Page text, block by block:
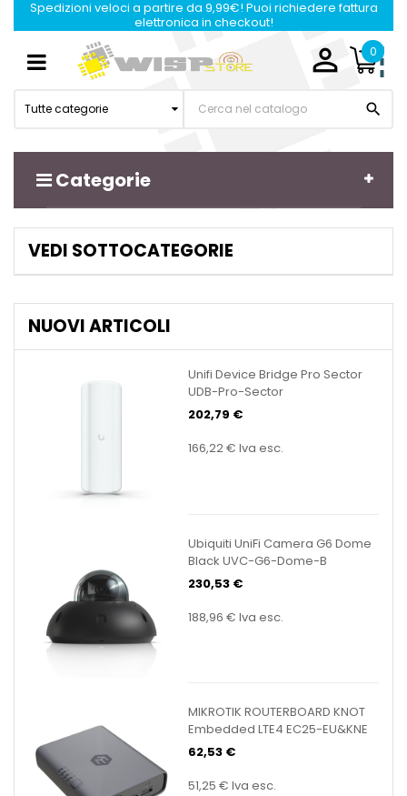
Spedizioni veloci a partire da 9,99€! Puoi richiedere fattura
elettronica in checkout!
 0
Tutte categorie 
Categorie
Navigazione
Toggle
VEDI SOTTOCATEGORIE
NUOVI ARTICOLI
Unifi Device Bridge Pro Sector
UDB-Pro-Sector
202,79 €
166,22 € Iva esc.
Ubiquiti UniFi Camera G6 Dome
Black UVC-G6-Dome-B
230,53 €
188,96 € Iva esc.
MIKROTIK ROUTERBOARD KNOT
Embedded LTE4 EC25-EU&KNE
62,53 €
51,25 € Iva esc.